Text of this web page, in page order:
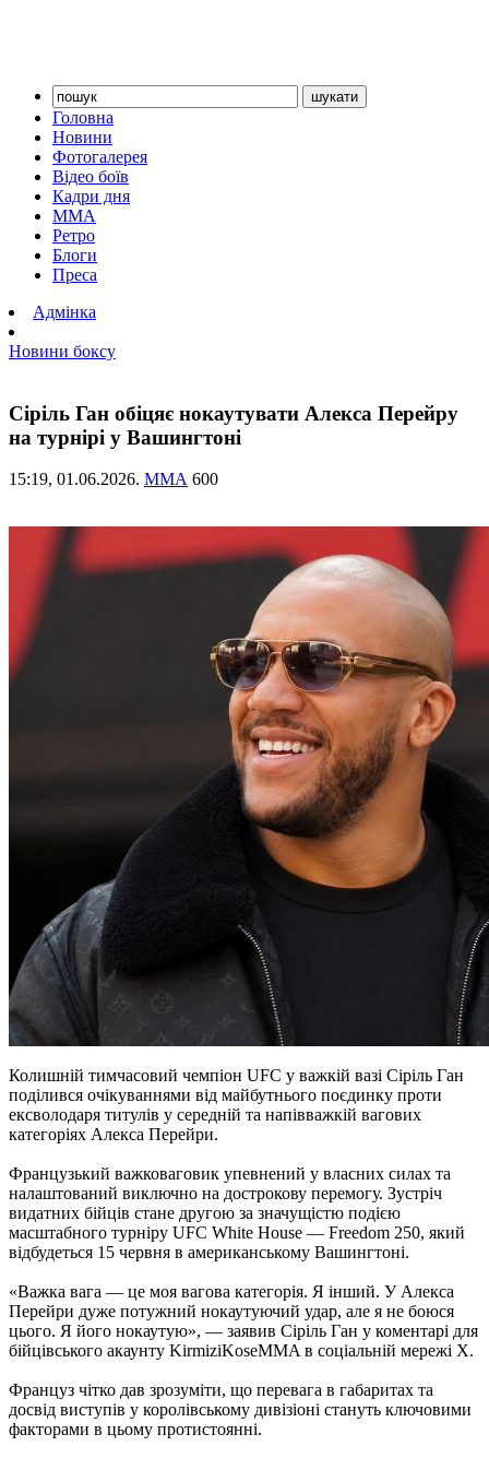
Головна
Новини
Фотогалерея
Відео боїв
Кадри дня
ММА
Ретро
Блоги
Преса
Адмінка
Новини боксу
Сіріль Ган обіцяє нокаутувати Алекса Перейру
на турнірі у Вашингтоні
15:19, 01.06.2026. ММА 600
Колишній тимчасовий чемпіон UFC у важкій вазі Сіріль Ган
поділився очікуваннями від майбутнього поєдинку проти
ексволодаря титулів у середній та напівважкій вагових
категоріях Алекса Перейри.
Французький важковаговик упевнений у власних силах та
налаштований виключно на дострокову перемогу. Зустріч
видатних бійців стане другою за значущістю подією
масштабного турніру UFC White House — Freedom 250, який
відбудеться 15 червня в американському Вашингтоні.
«Важка вага — це моя вагова категорія. Я інший. У Алекса
Перейри дуже потужний нокаутуючий удар, але я не боюся
цього. Я його нокаутую», — заявив Сіріль Ган у коментарі для
бійцівського акаунту KirmiziKoseMMA в соціальній мережі Х.
Француз чітко дав зрозуміти, що перевага в габаритах та
досвід виступів у королівському дивізіоні стануть ключовими
факторами в цьому протистоянні.